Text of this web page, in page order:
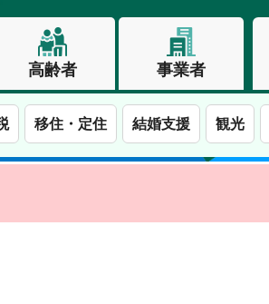
高齢者 事業者
移住・定住 結婚支援 観光